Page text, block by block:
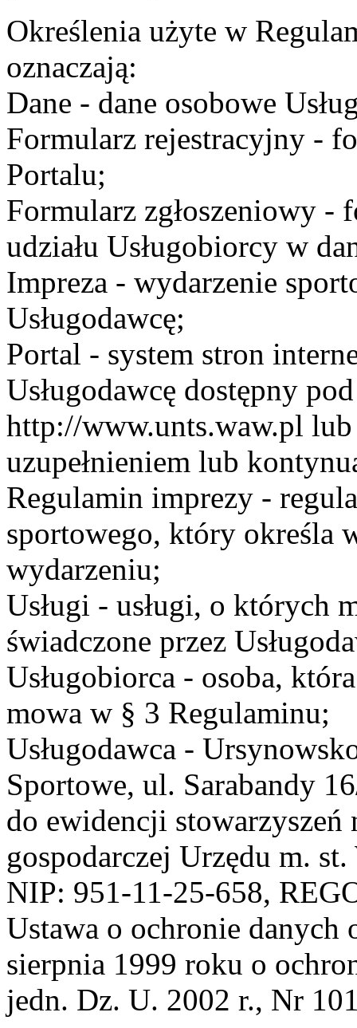
Określenia użyte w
oznaczają:
Dane - dane osobowe
Formularz rejestracyjny -
Portalu;
Formularz zgłoszeniowy -
udziału Usługobiorcy w
Impreza - wydarzenie
Usługodawcę;
Portal - system stron
Usługodawcę dostępny
http://www.unts.waw.pl lub
uzupełnieniem lub
Regulamin imprezy -
sportowego, który określa
wydarzeniu;
Usługi - usługi, o których
świadczone przez
Usługobiorca - osoba,
mowa w § 3 Regulaminu;
Usługodawca -
Sportowe, ul. Sarabandy
do ewidencji stowarzyszeń
gospodarczej Urzędu m.
NIP: 951-11-25-658,
Ustawa o ochronie danych
sierpnia 1999 roku o
jedn. Dz. U. 2002 r., Nr